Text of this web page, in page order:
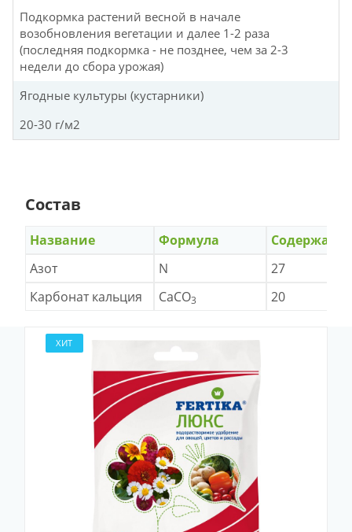
Подкормка растений весной в начале
возобновления вегетации и далее 1-2 раза
(последняя подкормка - не позднее, чем за 2-3
недели до сбора урожая)
Ягодные культуры (кустарники)
20-30 г/м2
Состав
Название Формула
Азот
N
27
Карбонат кальция
CaCO3 20
ХИТ